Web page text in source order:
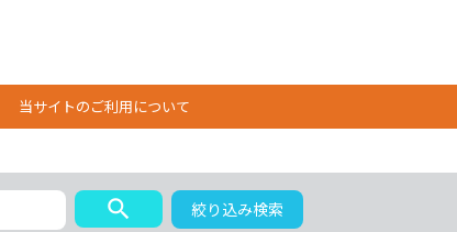
当サイトのご利用について
search 絞り込み検索